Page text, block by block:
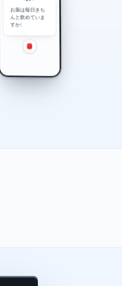
はい、欠かさず
飲めてい